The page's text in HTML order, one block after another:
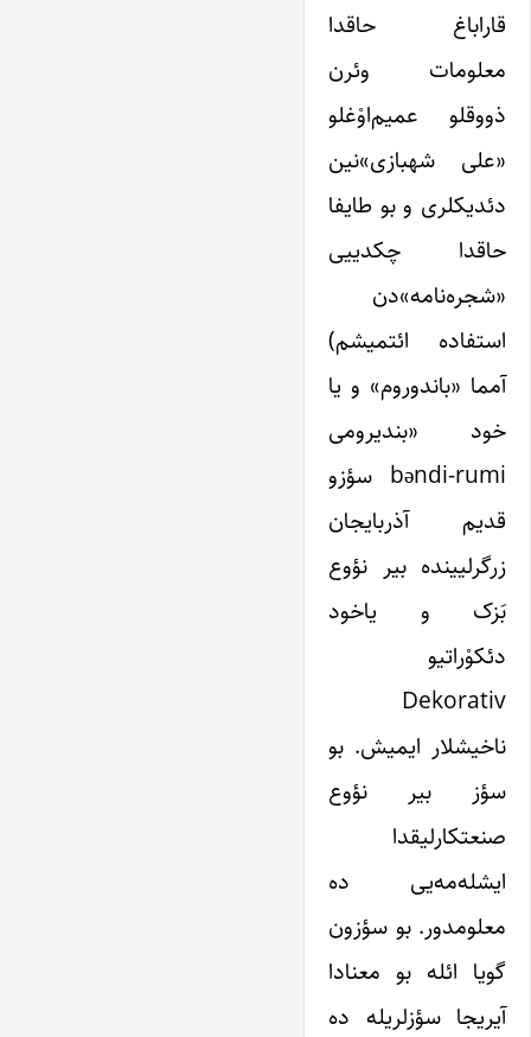
قاراباغ حاقدا
معلومات وئرن
ذووقلو عمیم‌اوْغلو
«علی شهبازی»نین
دئدیکلری و بو طایفا
حاقدا چکدییی
«شجره‌نامه»دن
استفاده ائتمیشم)
آمما «باندوروم» و یا
خود «بندیرومی
bәndi-rumi سؤزو
قدیم آذربایجان
زرگرلیینده بیر نؤوع
بَزک و یاخود
دئکوْراتیو
Dekorativ
ناخیشلار ایمیش. بو
سؤز بیر نؤوع
صنعتکارلیقدا
ایشله‌مه‌یی ده
معلومدور. بو سؤزون
گویا ائله بو معنادا
آیریجا سؤزلریله‌ ده